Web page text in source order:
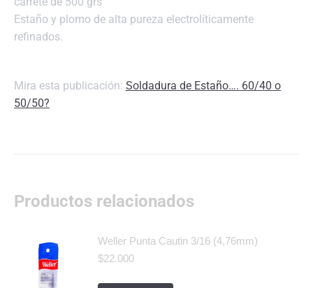
Estaño y plomo de alta pureza electrolíticamente
refinados.
Mira esta publicación: Soldadura de Estaño…. 60/40 o
50/50?
Productos relacionados
Weller Punta Cautin 3/16 (4,76mm)
$22.000